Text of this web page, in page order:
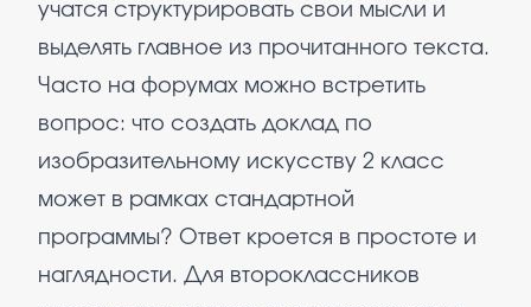
учатся структурировать свои мысли и
выделять главное из прочитанного текста.
Часто на форумах можно встретить
вопрос: что создать доклад по
изобразительному искусству 2 класс
может в рамках стандартной
программы? Ответ кроется в простоте и
наглядности. Для второклассников